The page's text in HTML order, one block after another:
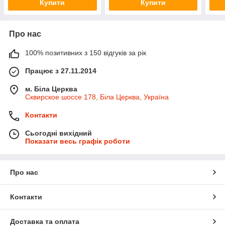
Купити Купити
Про нас
100% позитивних з 150 відгуків за рік
Працює з 27.11.2014
м. Біла Церква
Сквирское шоссе 178, Біла Церква, Україна
Контакти
Сьогодні вихідний
Показати весь графік роботи
Про нас
Контакти
Доставка та оплата